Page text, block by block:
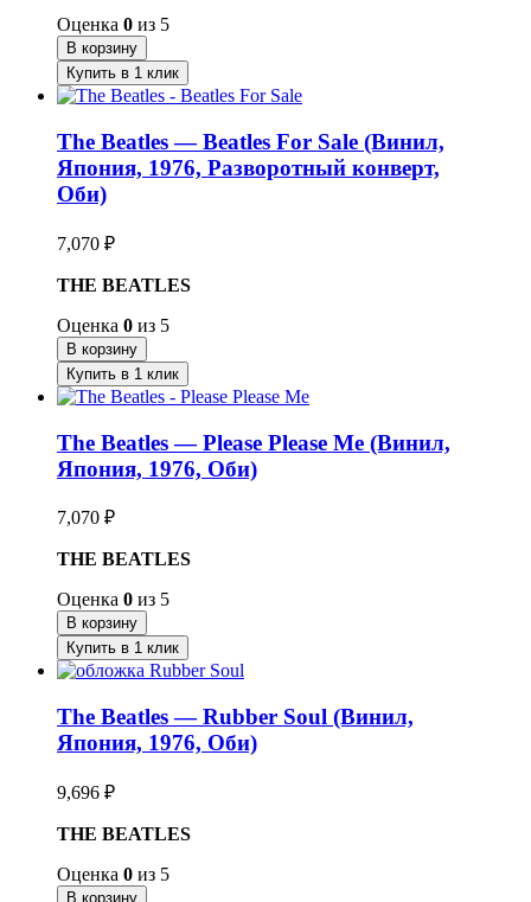
Оценка 0 из 5
В корзину
Купить в 1 клик
The Beatles — Beatles For Sale (Винил,
Япония, 1976, Разворотный конверт,
Оби)
7,070 ₽
THE BEATLES
Оценка 0 из 5
В корзину
Купить в 1 клик
The Beatles — Please Please Me (Винил,
Япония, 1976, Оби)
7,070 ₽
THE BEATLES
Оценка 0 из 5
В корзину
Купить в 1 клик
The Beatles — Rubber Soul (Винил,
Япония, 1976, Оби)
9,696 ₽
THE BEATLES
Оценка 0 из 5
В корзину